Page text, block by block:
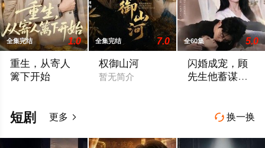
全集完结 1.0
重生，从寄人
篱下开始
全集完结 7.0
权御山河
暂无简介
全60集 5.0
闪婚成宠，顾
先生他蓄谋已
 换一换
短剧 更多 